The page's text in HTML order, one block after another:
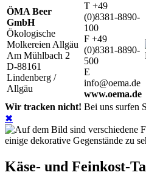
ÖMA Beer
GmbH
Ökologische
Molkereien Allgäu
Am Mühlbach 2
D-88161
Lindenberg /
Allgäu
T +49
(0)8381-8890-
100
F +49
(0)8381-8890-
500
E
info@oema.de
www.oema.de
Wir tracken nicht! Bei uns surfen
✖
Käse- und Feinkost-